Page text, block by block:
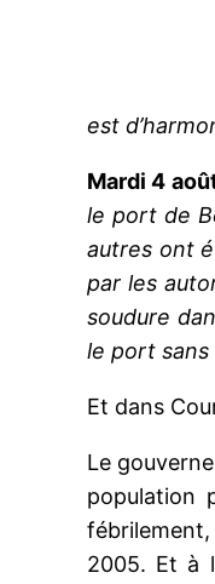
est
Mardi 4
le port de
autres ont
par les
soudure
le port sans
Et dans
Le
population
2005. Et à